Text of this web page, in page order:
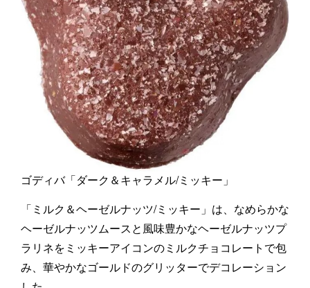
ゴディバ「ダーク＆キャラメル/ミッキー」
「ミルク＆ヘーゼルナッツ/ミッキー」は、なめらかな
ヘーゼルナッツムースと風味豊かなヘーゼルナッツプ
ラリネをミッキーアイコンのミルクチョコレートで包
み、華やかなゴールドのグリッターでデコレーション